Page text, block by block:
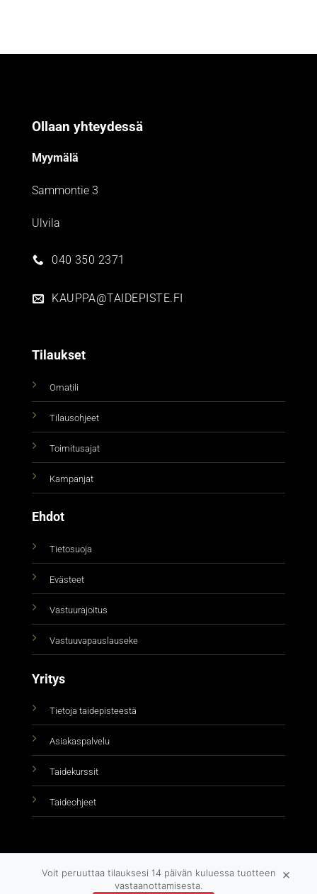
Ollaan yhteydessä
Myymälä
Sammontie 3
Ulvila
040 350 2371
KAUPPA@TAIDEPISTE.FI
Tilaukset
Omatili
Tilausohjeet
Toimitusajat
Kampanjat
Ehdot
Tietosuoja
Evästeet
Vastuurajoitus
Vastuuvapauslauseke
Yritys
Tietoja taidepisteestä
Asiakaspalvelu
Taidekurssit
Taideohjeet
Voit peruuttaa tilauksesi 14 päivän kuluessa tuotteen
vastaanottamisesta.
×